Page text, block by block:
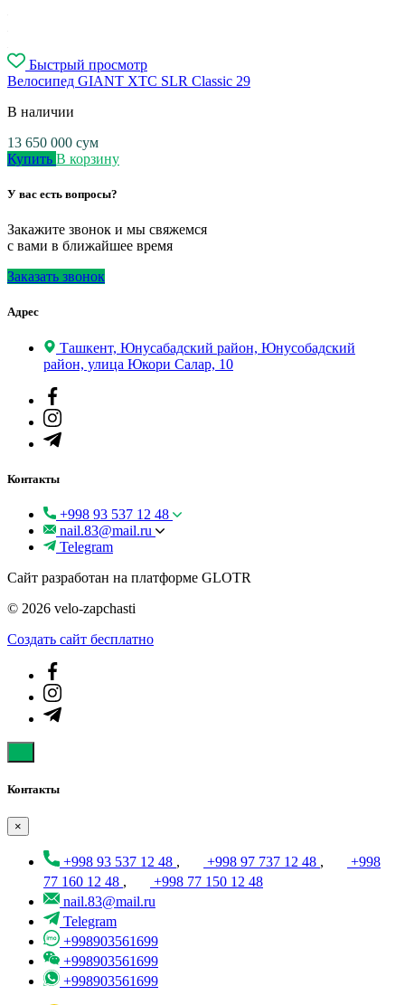
Быстрый просмотр
Велосипед GIANT XTC SLR Classic 29
В наличии
13 650 000 сум
Купить В корзину
У вас есть вопросы?
Закажите звонок и мы свяжемся
с вами в ближайшее время
Заказать звонок
Адрес
Ташкент, Юнусабадский район, Юнусобадский
район, улица Юкори Салар, 10
Контакты
+998 93 537 12 48
nail.83@mail.ru
Telegram
Сайт разработан на платформе GLOTR
© 2026 velo-zapchasti
Создать cайт бесплатно
Контакты
×
+998 93 537 12 48 , +998 97 737 12 48 ,
+998
77 160 12 48 ,
+998 77 150 12 48
nail.83@mail.ru
Telegram
+998903561699
+998903561699
+998903561699